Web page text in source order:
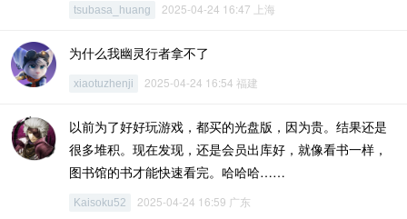
tsubasa_huang 2025-04-24 16:47 上海
为什么我幽灵行者拿不了
xiaotuzhenji 2025-04-24 16:54 福建
以前为了好好玩游戏，都买的光盘版，因为贵。结果还是
很多堆积。现在发现，还是会员出库好，就像看书一样，
图书馆的书才能快速看完。哈哈哈……
Kaisoku52 2025-04-24 16:59 广东